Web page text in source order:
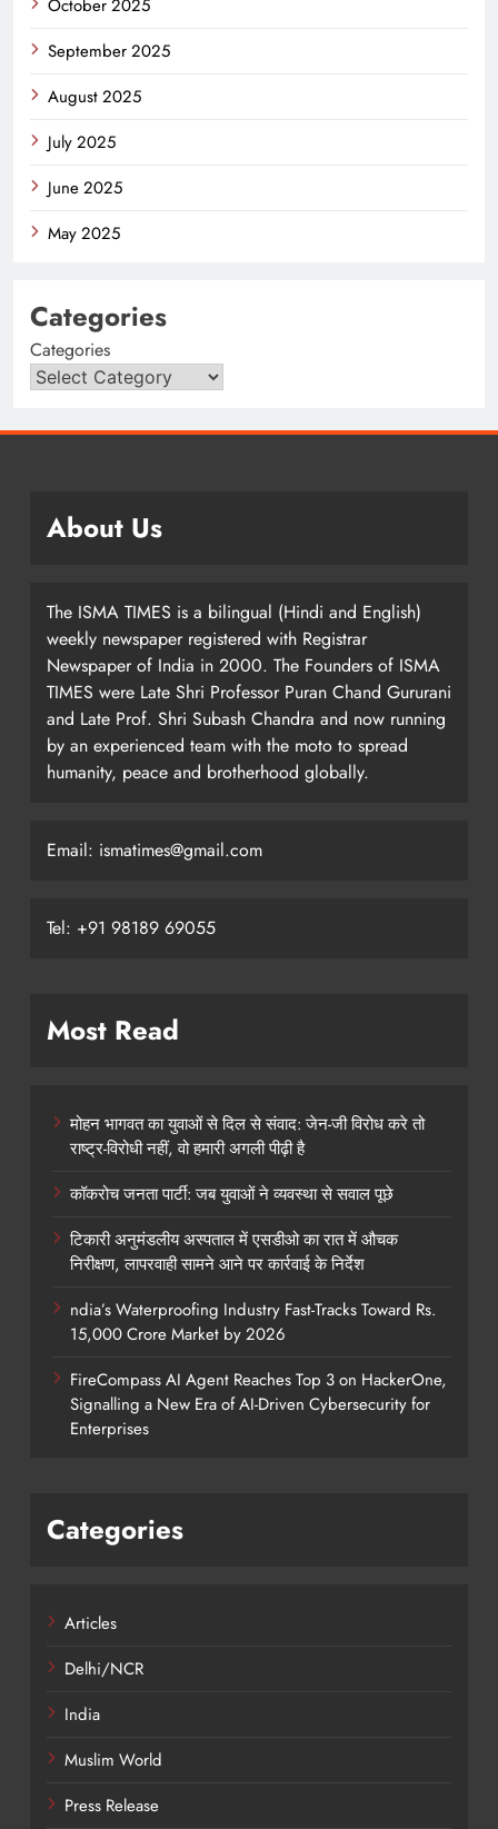
October 2025
September 2025
August 2025
July 2025
June 2025
May 2025
Categories
Categories
About Us
The ISMA TIMES is a bilingual (Hindi and English)
weekly newspaper registered with Registrar
Newspaper of India in 2000. The Founders of ISMA
TIMES were Late Shri Professor Puran Chand Gururani
and Late Prof. Shri Subash Chandra and now running
by an experienced team with the moto to spread
humanity, peace and brotherhood globally.
Email: ismatimes@gmail.com
Tel: +91 98189 69055
Most Read
मोहन भागवत का युवाओं से दिल से संवाद: जेन-जी विरोध करे तो
राष्ट्र-विरोधी नहीं, वो हमारी अगली पीढ़ी है
कॉकरोच जनता पार्टी: जब युवाओं ने व्यवस्था से सवाल पूछे
टिकारी अनुमंडलीय अस्पताल में एसडीओ का रात में औचक
निरीक्षण, लापरवाही सामने आने पर कार्रवाई के निर्देश
ndia’s Waterproofing Industry Fast-Tracks Toward Rs.
15,000 Crore Market by 2026
FireCompass AI Agent Reaches Top 3 on HackerOne,
Signalling a New Era of AI-Driven Cybersecurity for
Enterprises
Categories
Articles
Delhi/NCR
India
Muslim World
Press Release